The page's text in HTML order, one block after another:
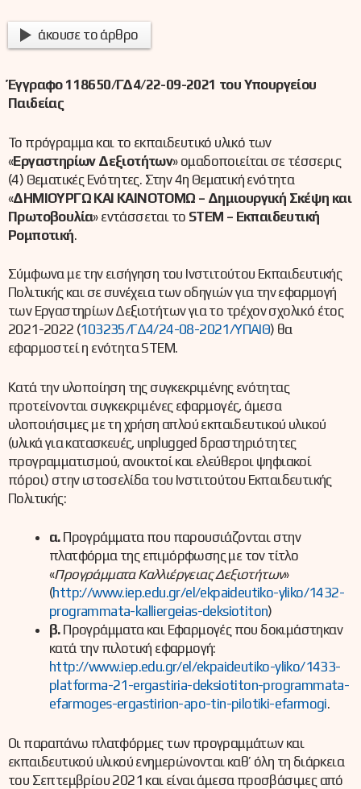
άκουσε το άρθρο
Έγγραφο 118650/ΓΔ4/22-09-2021 του Υπουργείου
Παιδείας
Το πρόγραμμα και το εκπαιδευτικό υλικό των
«Εργαστηρίων Δεξιοτήτων» ομαδοποιείται σε τέσσερις
(4) Θεματικές Ενότητες. Στην 4η Θεματική ενότητα
«ΔΗΜΙΟΥΡΓΩ ΚΑΙ ΚΑΙΝΟΤΟΜΩ – Δημιουργική Σκέψη και
Πρωτοβουλία» εντάσσεται το STEM – Εκπαιδευτική
Ρομποτική.
Σύμφωνα με την εισήγηση του Ινστιτούτου Εκπαιδευτικής
Πολιτικής και σε συνέχεια των οδηγιών για την εφαρμογή
των Εργαστηρίων Δεξιοτήτων για το τρέχον σχολικό έτος
2021-2022 (103235/ΓΔ4/24-08-2021/ΥΠΑΙΘ) θα
εφαρμοστεί η ενότητα STEM.
Κατά την υλοποίηση της συγκεκριμένης ενότητας
προτείνονται συγκεκριμένες εφαρμογές, άμεσα
υλοποιήσιμες με τη χρήση απλού εκπαιδευτικού υλικού
(υλικά για κατασκευές, unplugged δραστηριότητες
προγραμματισμού, ανοικτοί και ελεύθεροι ψηφιακοί
πόροι) στην ιστοσελίδα του Ινστιτούτου Εκπαιδευτικής
Πολιτικής:
α.Προγράμματα που παρουσιάζονται στην
πλατφόρμα της επιμόρφωσης με τον τίτλο
«Προγράμματα Καλλιέργειας Δεξιοτήτων»
(http://www.iep.edu.gr/el/ekpaideutiko-yliko/1432-
programmata-kalliergeias-deksiotiton)
β.Προγράμματα και Εφαρμογές που δοκιμάστηκαν
κατά την πιλοτική εφαρμογή:
http://www.iep.edu.gr/el/ekpaideutiko-yliko/1433-
platforma-21-ergastiria-deksiotiton-programmata-
efarmoges-ergastirion-apo-tin-pilotiki-efarmogi.
Οι παραπάνω πλατφόρμες των προγραμμάτων και
εκπαιδευτικού υλικού ενημερώνονται καθ’ όλη τη διάρκεια
του Σεπτεμβρίου 2021 και είναι άμεσα προσβάσιμες από